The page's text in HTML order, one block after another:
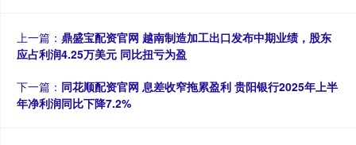
上一篇： 鼎盛宝配资官网 越南制造加工出口发布中期业绩，股东
应占利润4.25万美元 同比扭亏为盈
下一篇： 同花顺配资官网 息差收窄拖累盈利 贵阳银行2025年上半
年净利润同比下降7.2%